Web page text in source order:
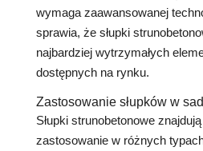
wymaga zaawansowanej
sprawia, że słupki
najbardziej wytrzymałych
dostępnych na rynku.
Zastosowanie słupków w
Słupki strunobetonowe
zastosowanie w różnych